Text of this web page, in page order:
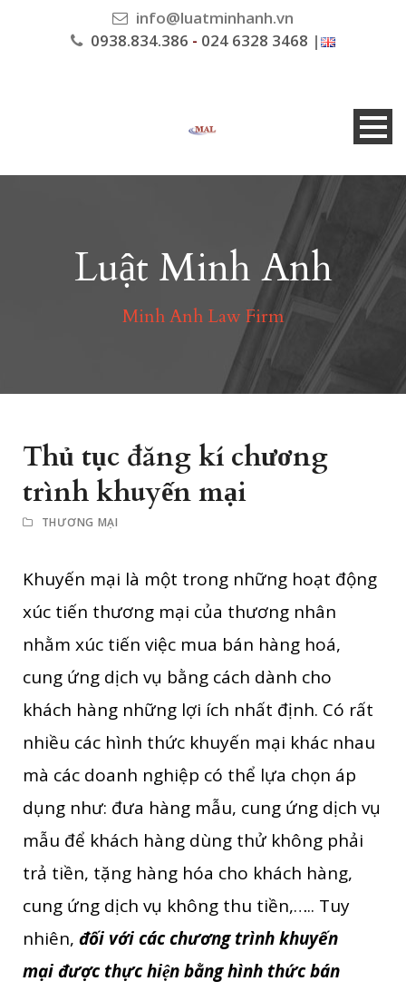
info@luatminhanh.vn
0938.834.386 - 024 6328 3468 |
Luật Minh Anh
Minh Anh Law Firm
Thủ tục đăng kí chương
trình khuyến mại
THƯƠNG MẠI
Khuyến mại là một trong những hoạt động
xúc tiến thương mại của thương nhân
nhằm xúc tiến việc mua bán hàng hoá,
cung ứng dịch vụ bằng cách dành cho
khách hàng những lợi ích nhất định. Có rất
nhiều các hình thức khuyến mại khác nhau
mà các doanh nghiệp có thể lựa chọn áp
dụng như: đưa hàng mẫu, cung ứng dịch vụ
mẫu để khách hàng dùng thử không phải
trả tiền, tặng hàng hóa cho khách hàng,
cung ứng dịch vụ không thu tiền,….. Tuy
nhiên, đối với cácchương trình khuyến
mạiđược thực hiệnbằng hình thức bán